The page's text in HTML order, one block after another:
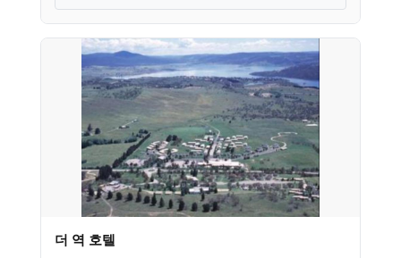
더 역 호텔